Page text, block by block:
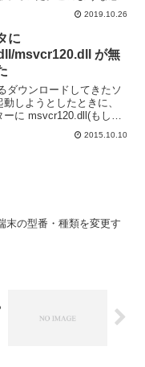
先週、今月、先月、今年、
ウンロードした日毎にグル
多分便利だと思って実
2019.10.26
に
msvcr120.dll が無
ダウンロードしてきたソ
しようとしたときに、
ーに msvcr120.dll(もしく
がないため、プログラム
ん。この問題を解決するに
2015.10.10
末の型番・種類を変更す